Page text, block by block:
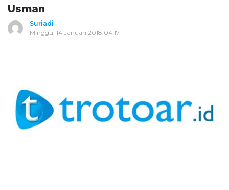
Usman
Suriadi
Minggu, 14 Januari 2018 04:17